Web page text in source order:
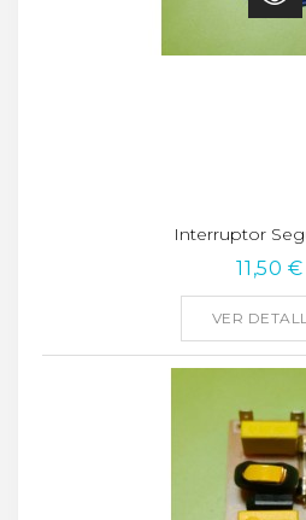
Interruptor
11,50 €
VER